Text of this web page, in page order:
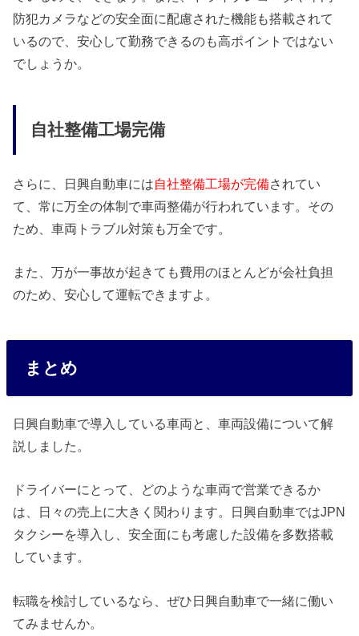
防犯カメラなどの安全面に配慮された機能も搭載されて
いるので、安心して勤務できるのも高ポイントではない
でしょうか。
自社整備工場完備
さらに、日興自動車には自社整備工場が完備されてい
て、常に万全の体制で車両整備が行われています。その
ため、車両トラブル対策も万全です。
また、万が一事故が起きても費用のほとんどが会社負担
のため、安心して運転できますよ。
まとめ
日興自動車で導入している車両と、車両設備について解
説しました。
ドライバーにとって、どのような車両で営業できるか
は、日々の売上に大きく関わります。日興自動車ではJPN
タクシーを導入し、安全面にも考慮した設備を多数搭載
しています。
転職を検討しているなら、ぜひ日興自動車で一緒に働い
てみませんか。